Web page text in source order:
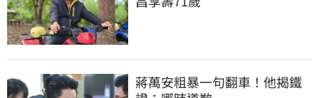
蔣萬安粗暴一句翻車！他揭鐵